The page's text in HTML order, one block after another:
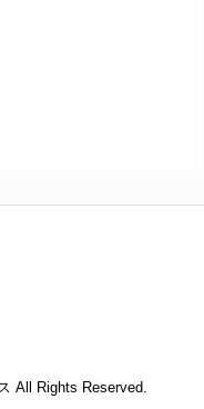
All Rights Reserved.